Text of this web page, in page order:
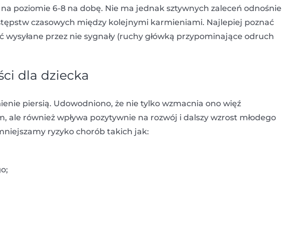
poziomie 6-8 na dobę. Nie ma jednak sztywnych zaleceń odnośnie
czasowych między kolejnymi karmieniami. Najlepiej poznać
wysyłane przez nie sygnały (ruchy główką przypominające odruch
dla dziecka
piersią. Udowodniono, że nie tylko wzmacnia ono więź
również wpływa pozytywnie na rozwój i dalszy wzrost młodego
ryzyko chorób takich jak: